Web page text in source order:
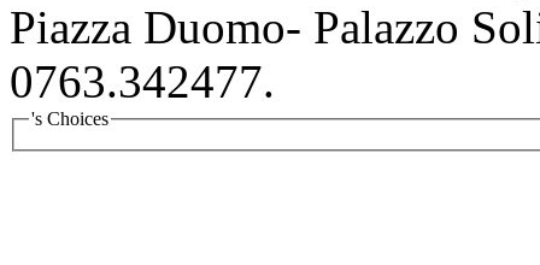
Piazza Duomo- Palazzo
0763.342477.
's Choices